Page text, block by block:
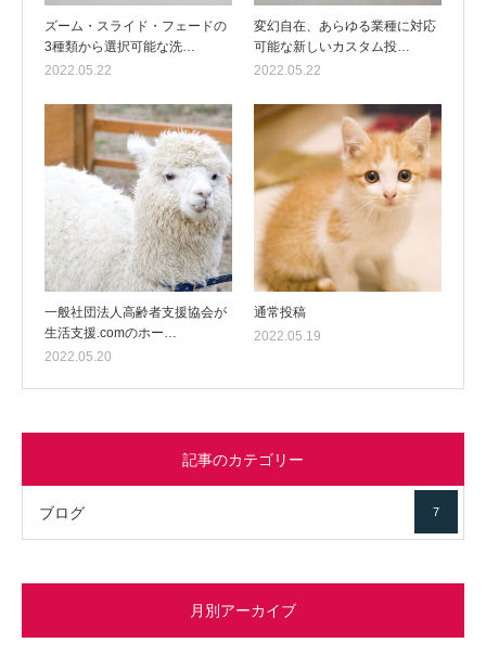
ズーム・スライド・フェードの
3種類から選択可能な洗…
2022.05.22
変幻自在、あらゆる業種に対応
可能な新しいカスタム投…
2022.05.22
一般社団法人高齢者支援協会が
生活支援.comのホー…
2022.05.20
通常投稿
2022.05.19
記事のカテゴリー
ブログ 7
月別アーカイブ